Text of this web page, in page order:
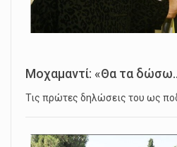
Μοχαμαντί: «Θα τα
Τις πρώτες δηλώσεις του ως